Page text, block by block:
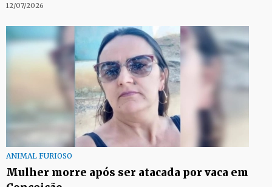
12/07/2026
ANIMAL FURIOSO
Mulher morre após ser atacada por vaca em